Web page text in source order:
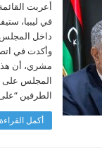
أعربت
في ليبيا،
داخل المجلس
وأكدت في
مشري، أن هذا
المجلس على
الطرفين
أكمل